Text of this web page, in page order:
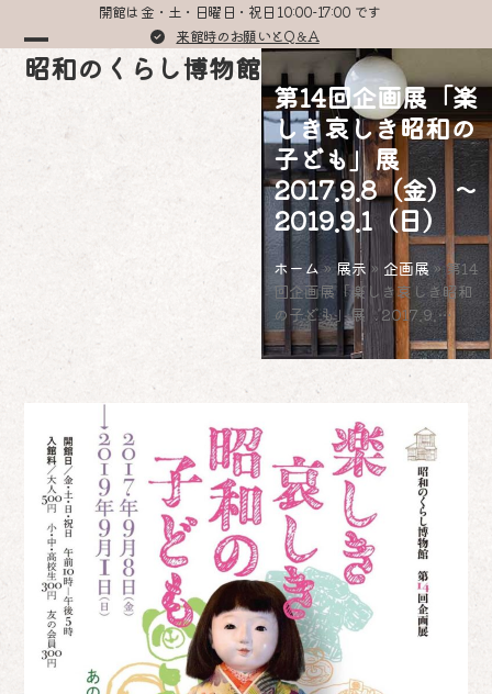
content
開館は 金・土・日曜日・祝日 10:00-17:00 です
来館時のお願いとQ＆A
昭和のくらし博物館
Open
menu
Close
menu
第14回企画展「楽
しき哀しき昭和の
子ども」展
2017.9.8（金）～
2019.9.1（日）
ホーム»展示 » 企画展»第14
回企画展「楽しき哀しき昭和
の子ども」展 2017.9.…